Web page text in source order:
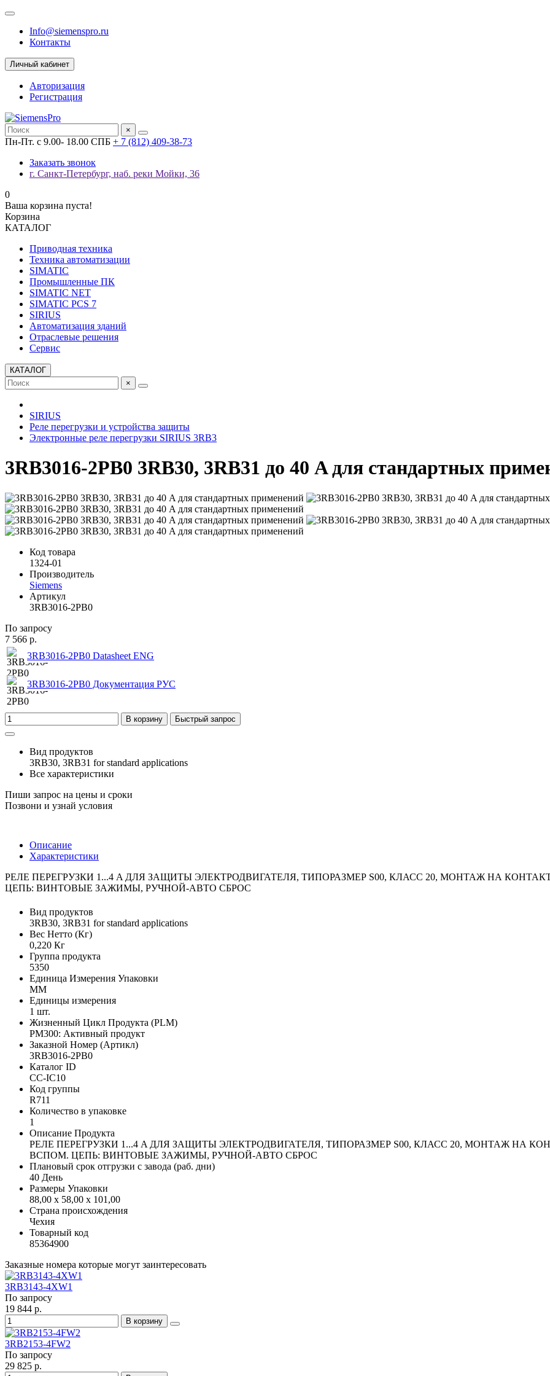
Info@siemenspro.ru
Контакты
Личный кабинет
Авторизация
Регистрация
×
Пн-Пт. с 9.00- 18.00 СПБ + 7 (812) 409-38-73
Заказать звонок
г. Санкт-Петербург, наб. реки Мойки, 36
0
Ваша корзина пуста!
Корзина
КАТАЛОГ
Приводная техника
Техника автоматизации
SIMATIC
Промышленные ПК
SIMATIC NET
SIMATIC PCS 7
SIRIUS
Автоматизация зданий
Отраслевые решения
Сервис
КАТАЛОГ
×
SIRIUS
Реле перегрузки и устройства защиты
Электронные реле перегрузки SIRIUS 3RB3
3RB3016-2PB0 3RB30, 3RB31 до 40 A для стандартных
Код товара
1324-01
Производитель
Siemens
Артикул
3RB3016-2PB0
По запросу
7 566 р.
3RB3016-2PB0 Datasheet ENG
3RB3016-2PB0 Документация РУС
В корзину Быстрый запрос
Вид продуктов
3RB30, 3RB31 for standard applications
Все характеристики
Пиши запрос на цены и сроки
Позвони и узнай условия
Описание
Характеристики
РЕЛЕ ПЕРЕГРУЗКИ 1...4 A ДЛЯ ЗАЩИТЫ ЭЛЕКТРОДВИГАТЕЛЯ, ТИПОРАЗМЕР S00, КЛАСС 20, МОНТАЖ НА
ЦЕПЬ: ВИНТОВЫЕ ЗАЖИМЫ, РУЧНОЙ-АВТО СБРОС
Вид продуктов
3RB30, 3RB31 for standard applications
Вес Нетто (Кг)
0,220 Кг
Группа продукта
5350
Единица Измерения Упаковки
MM
Единицы измерения
1 шт.
Жизненный Цикл Продукта (PLM)
PM300: Активный продукт
Заказной Номер (Артикл)
3RB3016-2PB0
Каталог ID
CC-IC10
Код группы
R711
Количество в упаковке
1
Описание Продукта
РЕЛЕ ПЕРЕГРУЗКИ 1...4 A ДЛЯ ЗАЩИТЫ ЭЛЕКТРОДВИГАТЕЛЯ, ТИПОРАЗМЕР S00, КЛАСС 20, МОНТАЖ НА
ВСПОМ. ЦЕПЬ: ВИНТОВЫЕ ЗАЖИМЫ, РУЧНОЙ-АВТО СБРОС
Плановый срок отгрузки с завода (раб. дни)
40 День
Размеры Упаковки
88,00 x 58,00 x 101,00
Страна происхождения
Чехия
Товарный код
85364900
Заказные номера которые могут заинтересовать
3RB3143-4XW1
По запросу
19 844 р.
В корзину
3RB2153-4FW2
По запросу
29 825 р.